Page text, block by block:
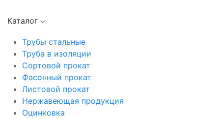
Каталог
Трубы стальные
Труба в изоляции
Сортовой прокат
Фасонный прокат
Листовой прокат
Нержавеющая продукция
Оцинковка